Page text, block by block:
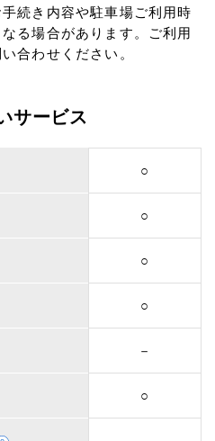
続き内容や駐車場ご利用時
る場合があります。ご利用
合わせください。
サービス
○
○
○
○
－
○